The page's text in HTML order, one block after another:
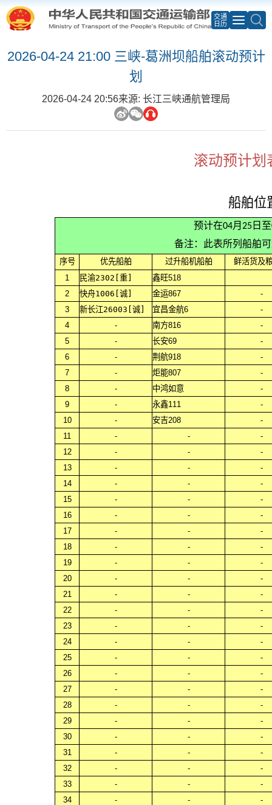
交通
日历
2026-04-24 21:00 三峡-葛洲坝船舶滚动预计
划
2026-04-24 20:56来源: 长江三峡通航管理局
滚动预计划
船舶位
预计在04月25日
备注：此表所列船舶
序号 优先船舶 过升船机船舶 鲜活货及
1 民渝2302[重]
鑫旺518
2
快舟1006[诚] 金运867
-
3
新长江26003[诚] 宜昌金航6
-
4
- 南方816
-
5
- 长安69
-
6
- 荆航918
-
7
- 炬能807
-
8
- 中鸿如意
-
9
- 永鑫111
-
10
- 安吉208
-
11
- -
-
12
- -
-
13
- -
-
14
- -
-
15
- -
-
16
- -
-
17
- -
-
18
- -
-
19
- -
-
20
- -
-
21
- -
-
22
- -
-
23
- -
-
24
- -
-
25
- -
-
26
- -
-
27
- -
-
28
- -
-
29
- -
-
30
- -
-
31
- -
-
32
- -
-
33
- -
-
34
- -
-